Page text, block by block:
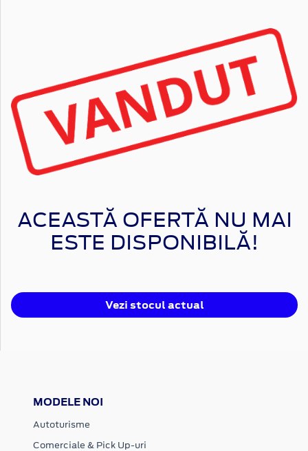
ACEASTĂ OFERTĂ NU MAI
ESTE DISPONIBILĂ!
Vezi stocul actual
MODELE NOI
Autoturisme
Comerciale & Pick Up-uri